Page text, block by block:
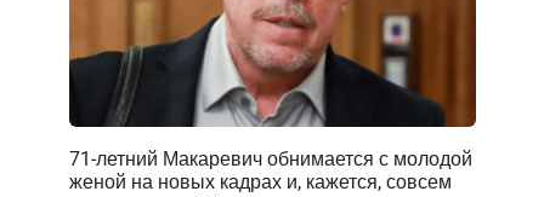
71-летний Макаревич обнимается с молодой
женой на новых кадрах и, кажется, совсем